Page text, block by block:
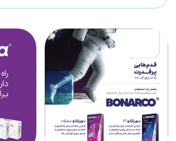
ایرانی به درمان‌های نوین چاقی است